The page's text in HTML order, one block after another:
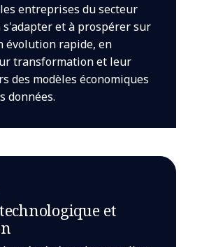
entreprises du secteur
et à prospérer sur
évolution rapide, en
transformation et leur
des modèles économiques
données.
et